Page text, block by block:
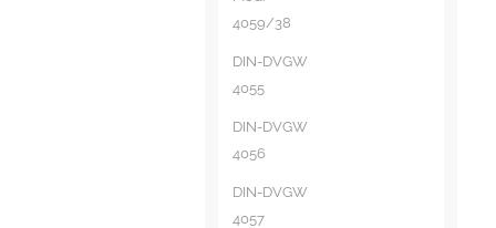
4059/38
DIN-DVGW
4055
DIN-DVGW
4056
DIN-DVGW
4057